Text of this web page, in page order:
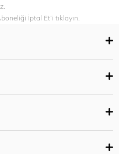
İptal Et’i tıklayın.